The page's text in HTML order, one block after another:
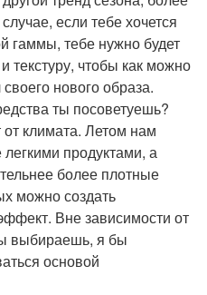
если тебе хочется
гаммы, тебе нужно будет
текстуру, чтобы как можно
нового образа.
ты посоветуешь?
климата. Летом нам
легкими продуктами, а
более плотные
можно создать
Вне зависимости от
выбираешь, я бы
основой